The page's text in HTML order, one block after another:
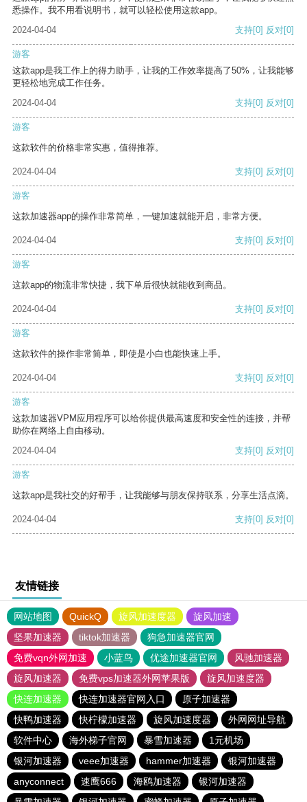
悉操作。我不用看说明书，就可以轻松使用这款app。
2024-04-04
支持[0] 反对[0]
游客
这款app是我工作上的得力助手，让我的工作效率提高了50%，让我能够
更轻松地完成工作任务。
2024-04-04
支持[0] 反对[0]
游客
这款软件的价格非常实惠，值得推荐。
2024-04-04 支持[0] 反对[0]
游客
这款加速器app的操作非常简单，一键加速就能开启，非常方便。
2024-04-04 支持[0] 反对[0]
游客
这款app的物流非常快捷，我下单后很快就能收到商品。
2024-04-04 支持[0] 反对[0]
游客
这款软件的操作非常简单，即使是小白也能快速上手。
2024-04-04 支持[0] 反对[0]
游客
这款加速器VPM应用程序可以给你提供最高速度和安全性的连接，并帮
助你在网络上自由移动。
2024-04-04
支持[0] 反对[0]
游客
这款app是我社交的好帮手，让我能够与朋友保持联系，分享生活点滴。
2024-04-04 支持[0] 反对[0]
友情链接
网站地图 QuickQ 旋风加速度器
旋风加速
坚果加速器
tiktok加速器
狗急加速器官网
免费vqn外网加速
小蓝鸟 优途加速器官网
风驰加速器
旋风加速器
免费vps加速器外网苹果版
旋风加速度器
快连加速器
快连加速器官网入口
原子加速器
快鸭加速器
快柠檬加速器 旋风加速度器
外网网址导航
软件中心
海外梯子官网 暴雪加速器
1元机场
银河加速器
veee加速器 hammer加速器
银河加速器
anyconnect
速鹰666 海鸥加速器
银河加速器